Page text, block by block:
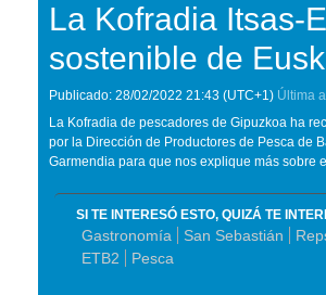
La Kofradia Itsas-
sostenible de
Publicado: 28/02/2022 21:43 (UTC+1) Última
La Kofradia de pescadores de Gipuzkoa ha
por la Dirección de Productores de Pesca de
Garmendia para que nos explique más sobre
SI TE INTERESÓ ESTO, QUIZÁ TE
Gastronomía San Sebastián
ETB2
Pesca